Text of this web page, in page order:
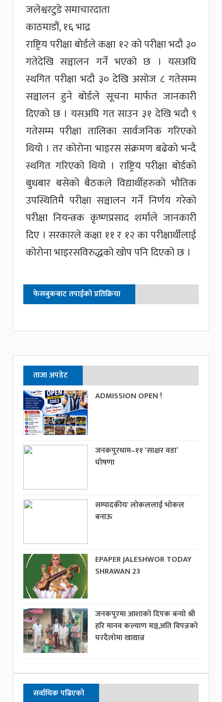
जलेश्वरटुडे समाचारदाता
काठमाडौं, १६ भाद्र
राष्ट्रिय परीक्षा बोर्डले कक्षा १२ को परीक्षा भदौ ३०
गतेदेखि सञ्चालन गर्ने भएको छ । यसअघि
स्थगित परीक्षा भदौ ३० देखि असोज ८ गतेसम्म
सञ्चालन हुने बोर्डले सूचना मार्फत जानकारी
दिएको छ । यसअघि गत साउन ३१ देखि भदौ ९
गतेसम्म परीक्षा तालिका सार्वजनिक गरिएको
थियो । तर कोरोना भाइरस संक्रमण बढेको भन्दै
स्थगित गरिएको थियो । राष्ट्रिय परीक्षा बोर्डको
बुधबार बसेको बैठकले विद्यार्थीहरुको भौतिक
उपस्थितिमै परीक्षा सञ्चालन गर्ने निर्णय गरेको
परीक्षा नियन्त्रक कृष्णप्रसाद शर्माले जानकारी
दिए । सरकारले कक्षा ११ र १२ का परीक्षार्थीलाई
कोरोना भाइरसविरुद्धको खोप पनि दिएको छ ।
फेसबुकबाट तपाईको प्रतिक्रिया
ताजा अपडेट
ADMISSION OPEN !
जनकपुरधाम–११ ‘साक्षर वडा’
घोषणा
सम्पादकीयः लोकललाई भोकल
बनाऊ
EPAPER JALESHWOR TODAY
SHRAWAN 23
जनकपुरमा आशाको दिपक बन्यो श्री
हरि मानव कल्याण मञ्च,अति विपन्नको
घरदैलोमा खाद्यान्न
सर्वाधिक पढिएको